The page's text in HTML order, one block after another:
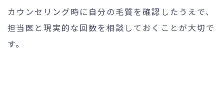
カウンセリング時に自分の毛質を確認したうえで、
担当医と現実的な回数を相談しておくことが大切で
す。